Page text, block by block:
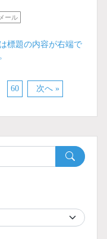
メール
標題の内容が右端で
60 次へ »